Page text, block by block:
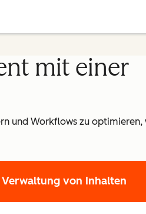
mit einer
und Workflows zu optimieren,
von Inhalten